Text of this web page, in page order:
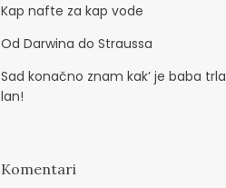
Kap nafte za kap vode
Od Darwina do Straussa
Sad konačno znam kak’ je baba trla
lan!
Komentari